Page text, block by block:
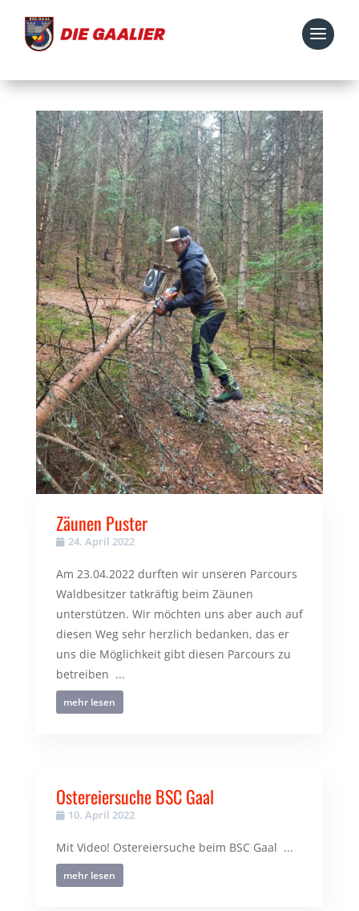
Zäunen Puster
24. April 2022
Am 23.04.2022 durften wir unseren Parcours
Waldbesitzer tatkräftig beim Zäunen
unterstützen. Wir möchten uns aber auch auf
diesen Weg sehr herzlich bedanken, das er
uns die Möglichkeit gibt diesen Parcours zu
betreiben ...
mehr lesen
Ostereiersuche BSC Gaal
10. April 2022
Mit Video! Ostereiersuche beim BSC Gaal ...
mehr lesen